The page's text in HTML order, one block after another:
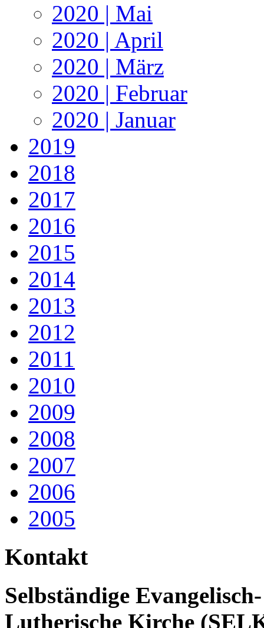
2020 | Mai
2020 | April
2020 | März
2020 | Februar
2020 | Januar
2019
2018
2017
2016
2015
2014
2013
2012
2011
2010
2009
2008
2007
2006
2005
Kontakt
Selbständige Evangelisch-
Lutherische Kirche